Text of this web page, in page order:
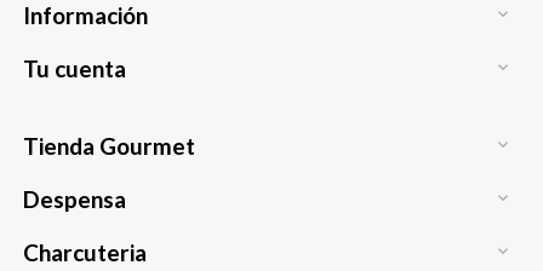
Información 
Tu cuenta 
Tienda Gourmet 
Despensa 
Charcuteria 